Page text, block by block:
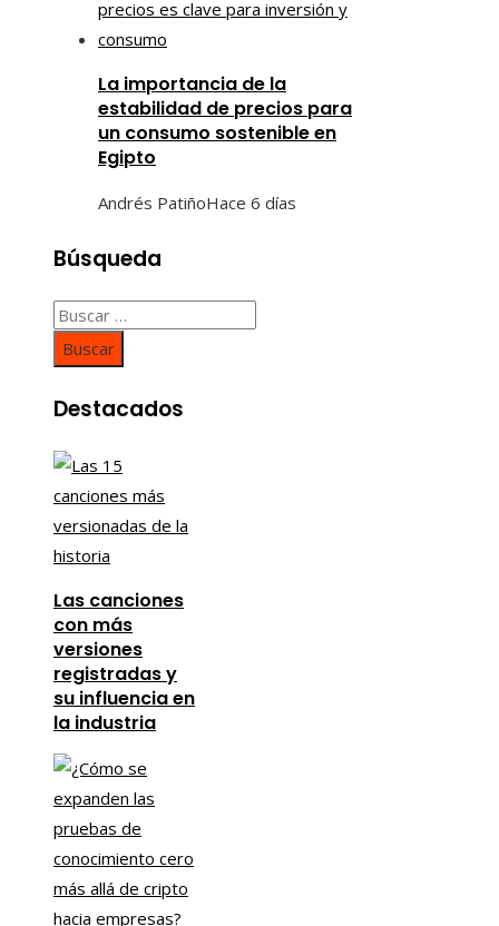
La importancia de la
estabilidad de precios para
un consumo sostenible en
Egipto
Andrés PatiñoHace 6 días
Búsqueda
Buscar:
Destacados
Las canciones
con más
versiones
registradas y
su influencia en
la industria